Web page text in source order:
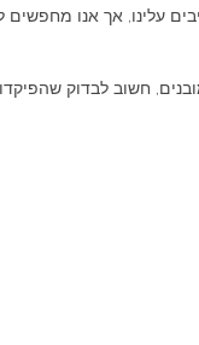
עלינו, אך אנו
חשוב לבדוק